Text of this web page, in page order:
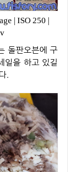
| ISO 250 |
일을 하고 있길
.